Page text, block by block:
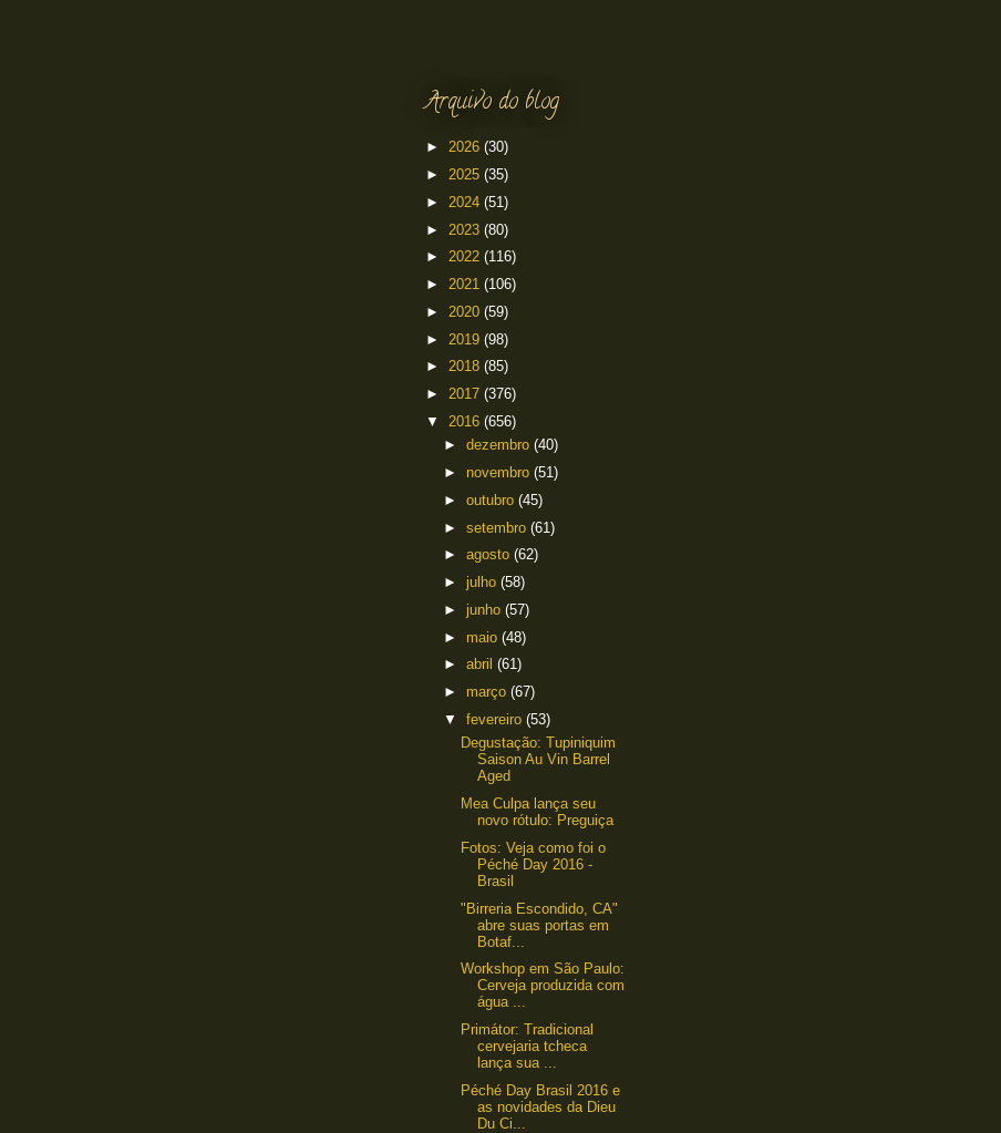
Arquivo do blog
► 2026 (30)
► 2025 (35)
► 2024 (51)
► 2023 (80)
► 2022 (116)
► 2021 (106)
► 2020 (59)
► 2019 (98)
► 2018 (85)
► 2017 (376)
▼ 2016 (656)
► dezembro (40)
► novembro (51)
► outubro (45)
► setembro (61)
► agosto (62)
► julho (58)
► junho (57)
► maio (48)
► abril (61)
► março (67)
▼ fevereiro (53)
Degustação: Tupiniquim
Saison Au Vin Barrel
Aged
Mea Culpa lança seu
novo rótulo: Preguiça
Fotos: Veja como foi o
Péché Day 2016 -
Brasil
"Birreria Escondido, CA"
abre suas portas em
Botaf...
Workshop em São Paulo:
Cerveja produzida com
água ...
Primátor: Tradicional
cervejaria tcheca
lança sua ...
Péché Day Brasil 2016 e
as novidades da Dieu
Du Ci...